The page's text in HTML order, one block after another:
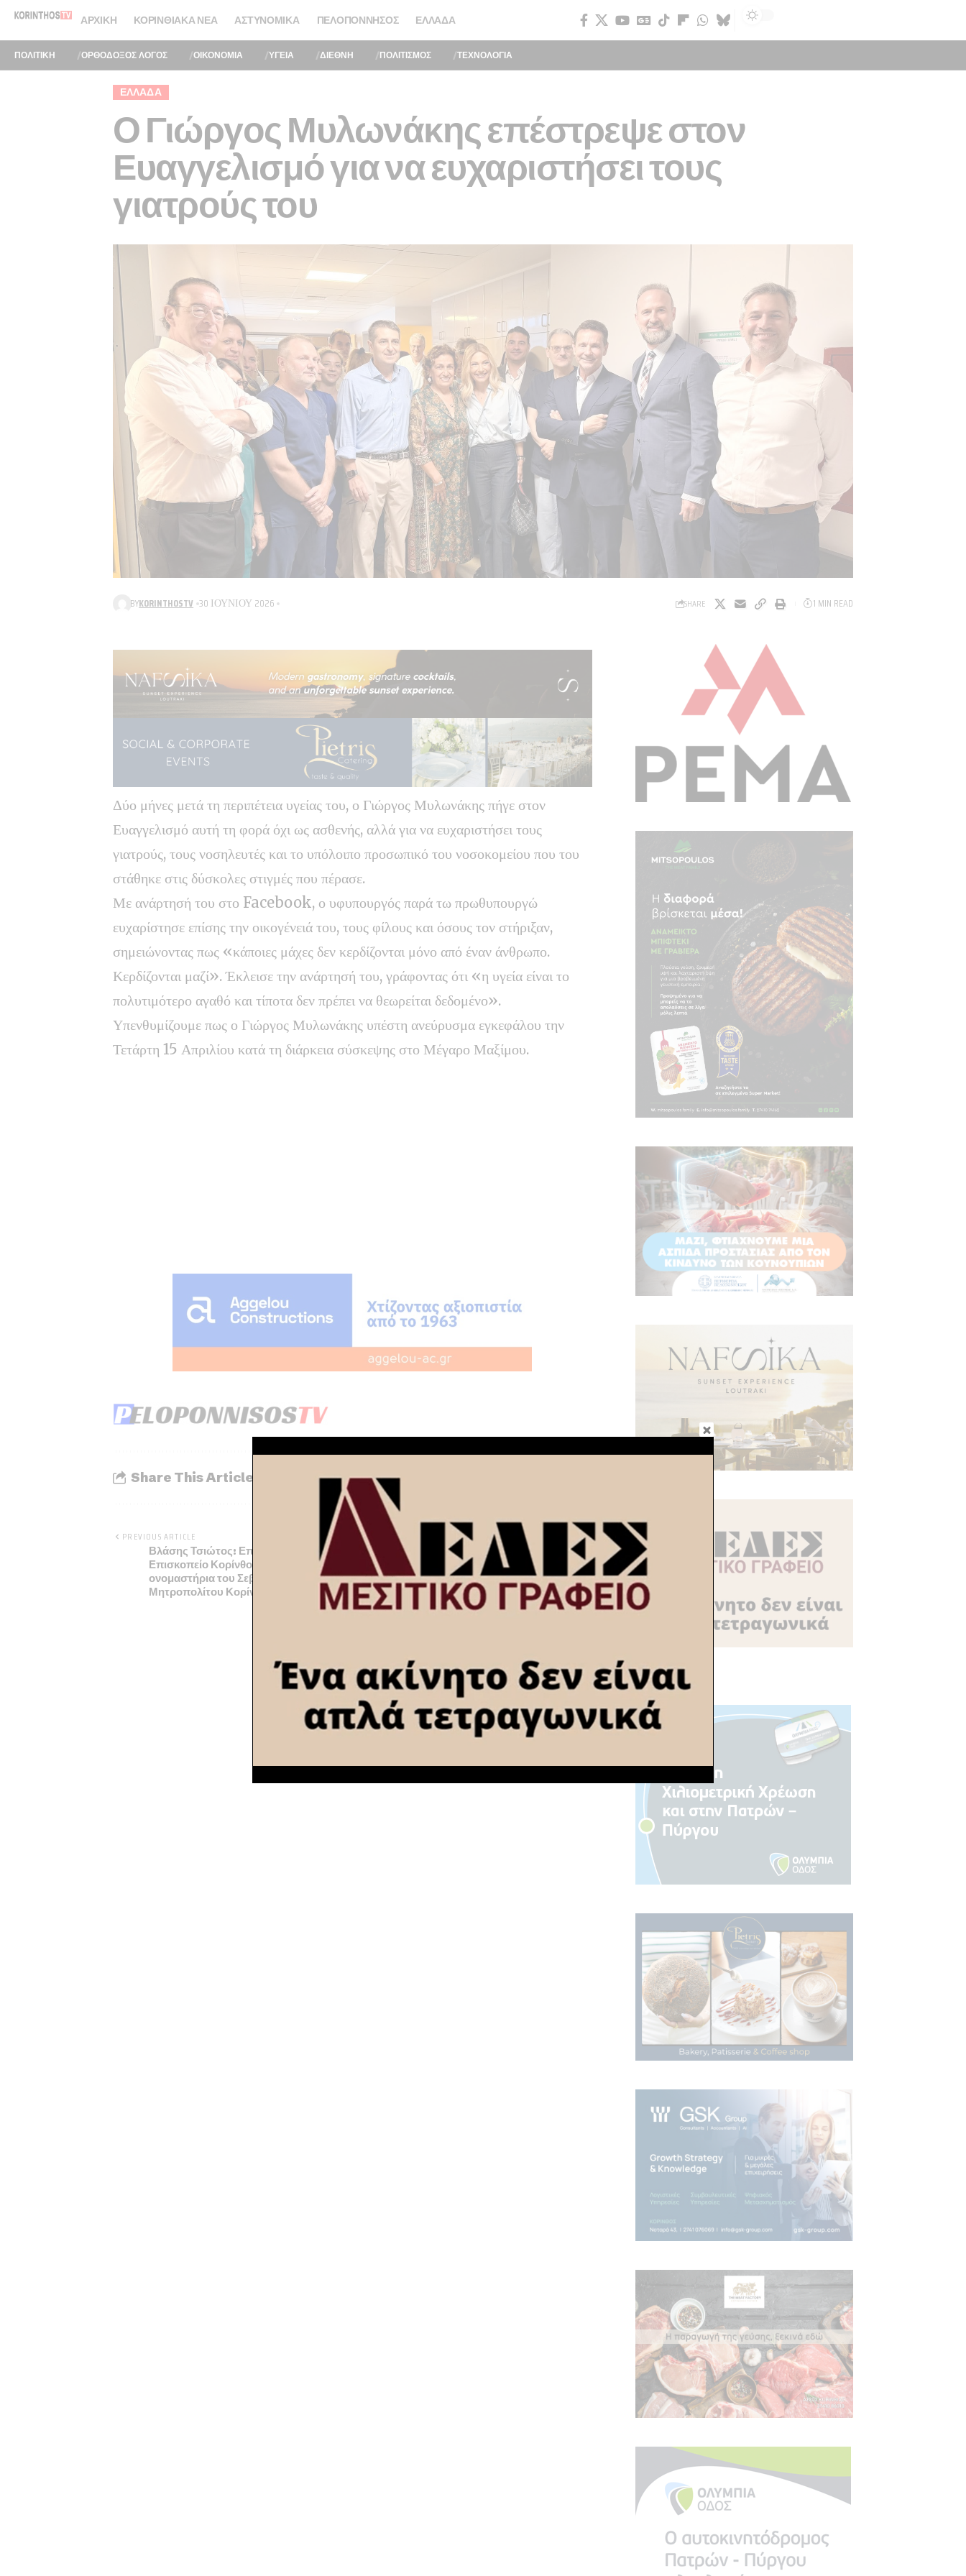
ΑΡΧΙΚΉ ΚΟΡΙΝΘΙΑΚΆ ΝΈΑ ΑΣΤΥΝΟΜΙΚΆ ΠΕΛΟΠΌΝΝΗΣΟΣ ΕΛΛΆΔΑ
ΠΟΛΙΤΙΚΗ ΟΡΘΟΔΟΞΟΣ ΛΟΓΟΣ ΟΙΚΟΝΟΜΙΑ ΥΓΕΙΑ ΔΙΕΘΝΗ ΠΟΛΙΤΙΣΜΟΣ ΤΕΧΝΟΛΟΓΙΑ
ΕΛΛΆΔΑ
Ο Γιώργος Μυλωνάκης επέστρεψε στον
Ευαγγελισμό για να ευχαριστήσει τους
γιατρούς του
BYKORINTHOSTV 30 ΙΟΥΝΊΟΥ 2026 SHARE 1 MIN READ
Δύο μήνες μετά τη περιπέτεια υγείας του, ο Γιώργος Μυλωνάκης πήγε στον
Ευαγγελισμό αυτή τη φορά όχι ως ασθενής, αλλά για να ευχαριστήσει τους
γιατρούς, τους νοσηλευτές και το υπόλοιπο προσωπικό του νοσοκομείου που του
στάθηκε στις δύσκολες στιγμές που πέρασε.
Με ανάρτησή του στο Facebook, ο υφυπουργός παρά τω πρωθυπουργώ
ευχαρίστησε επίσης την οικογένειά του, τους φίλους και όσους τον στήριξαν,
σημειώνοντας πως «κάποιες μάχες δεν κερδίζονται μόνο από έναν άνθρωπο.
Κερδίζονται μαζί». Έκλεισε την ανάρτησή του, γράφοντας ότι «η υγεία είναι το
πολυτιμότερο αγαθό και τίποτα δεν πρέπει να θεωρείται δεδομένο».
Υπενθυμίζουμε πως ο Γιώργος Μυλωνάκης υπέστη ανεύρυσμα εγκεφάλου την
Τετάρτη 15 Απριλίου κατά τη διάρκεια σύσκεψης στο Μέγαρο Μαξίμου.
Share This Article
PREVIOUS ARTICLE
Βλάσης Τσιώτος: Επίσκεψη στο
Επισκοπείο Κορίνθου με αφορμή τα
ονομαστήρια του Σεβασμιωτάτου
Μητροπολίτου Κορίνθου κ.κ. Παύλου Β΄
NEXT ARTICLE
Βενεζουέλα: 1.700 οι επιβεβαιωμένοι
νεκροί και 50.000 οι αγνοούμενοι